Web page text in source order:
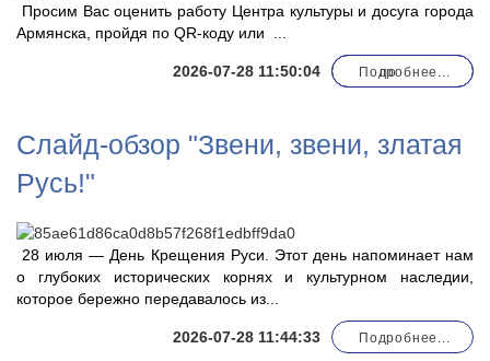
2026-07-28 11:50:04
Просим Вас оценить работу Центра культуры и досуга города
Армянска, пройдя по QR-коду или
по
...
Подробнее...
Слайд-обзор "Звени, звени, златая
Русь!"
2026-07-28 11:44:33
28 июля — День Крещения Руси. Этот день напоминает нам
о глубоких исторических корнях и культурном наследии,
которое бережно передавалось из...
Подробнее...